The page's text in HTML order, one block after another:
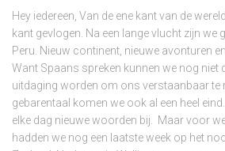
Hey iedereen, Van de ene kant van de
kant gevlogen. Na een lange vlucht zijn we
Peru. Nieuw continent, nieuwe avonturen
Want Spaans spreken kunnen we nog niet
uitdaging worden om ons verstaanbaar te
gebarentaal komen we ook al een heel
elke dag nieuwe woorden bij. Maar voor
hadden we nog een laatste week op het